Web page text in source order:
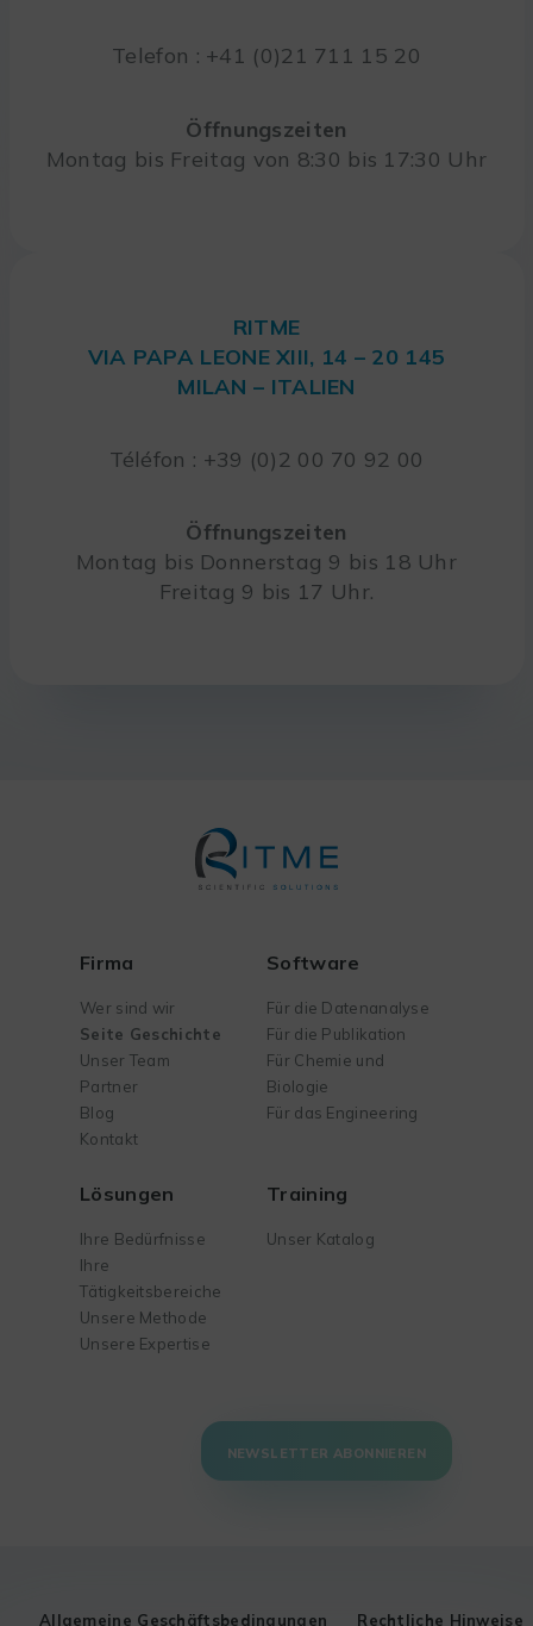
Telefon : +41 (0)21 711 15 20
Öffnungszeiten
Montag bis Freitag von 8:30 bis 17:30 Uhr
RITME
VIA PAPA LEONE XIII, 14 – 20 145
MILAN – ITALIEN
Téléfon : +39 (0)2 00 70 92 00
Öffnungszeiten
Montag bis Donnerstag 9 bis 18 Uhr
Freitag 9 bis 17 Uhr.
Firma
Wer sind wir
Seite Geschichte
Unser Team
Partner
Blog
Kontakt
Software
Für die Datenanalyse
Für die Publikation
Für Chemie und
Biologie
Für das Engineering
Lösungen
Ihre Bedürfnisse
Ihre
Tätigkeitsbereiche
Unsere Methode
Unsere Expertise
Training
Unser Katalog
NEWSLETTER ABONNIEREN
Allgemeine Geschäftsbedingungen Rechtliche Hinweise